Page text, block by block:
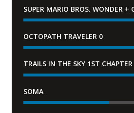
OCTOPATH TRAVELER 0
TRAILS IN THE SKY 1ST CHAPTER
SOMA